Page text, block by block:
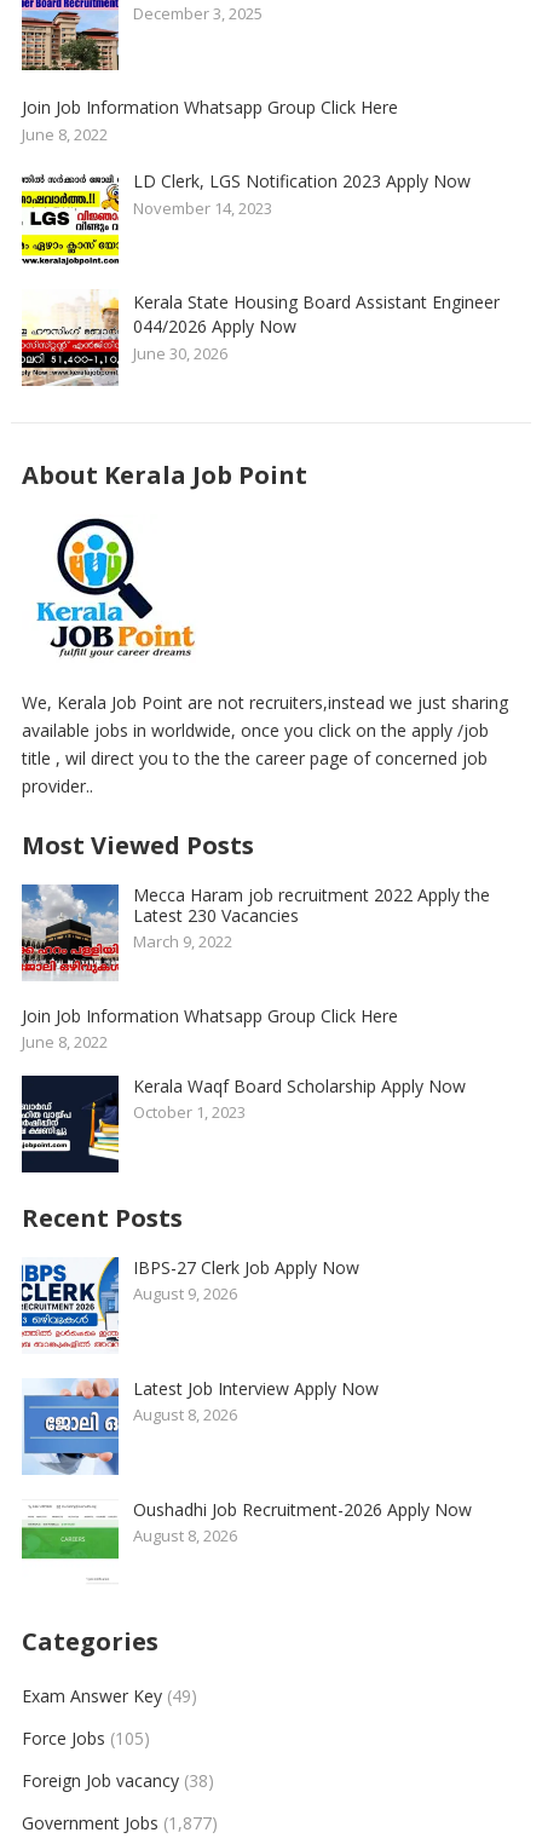
December 3, 2025
Join Job Information Whatsapp Group Click Here
June 8, 2022
LD Clerk, LGS Notification 2023 Apply Now
November 14, 2023
Kerala State Housing Board Assistant Engineer
044/2026 Apply Now
June 30, 2026
About Kerala Job Point
We, Kerala Job Point are not recruiters,instead we just sharing
available jobs in worldwide, once you click on the apply /job
title , wil direct you to the the career page of concerned job
provider..
Most Viewed Posts
Mecca Haram job recruitment 2022 Apply the
Latest 230 Vacancies
March 9, 2022
Join Job Information Whatsapp Group Click Here
June 8, 2022
Kerala Waqf Board Scholarship Apply Now
October 1, 2023
Recent Posts
IBPS-27 Clerk Job Apply Now
August 9, 2026
Latest Job Interview Apply Now
August 8, 2026
Oushadhi Job Recruitment-2026 Apply Now
August 8, 2026
Categories
Exam Answer Key(49)
Force Jobs (105)
Foreign Job vacancy(38)
Government Jobs (1,877)